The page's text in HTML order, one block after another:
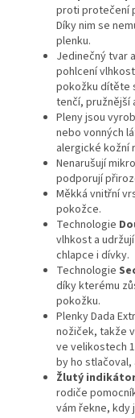
proti protečení
Díky nim se
plenku.
Jedinečný tvar
pohlcení
pokožku dítěte
tenčí, pružnější
Pleny jsou
nebo vonných
alergické kožní
Nenarušují
podporují
Měkká vnitřní
pokožce.
Technologie
vlhkost a
chlapce i dívky.
Technologie
díky kterému
pokožku.
Plenky Dada
nožiček, takže
ve velikostech
by ho stlačoval,
Žlutý
rodiče
vám řekne, kdy